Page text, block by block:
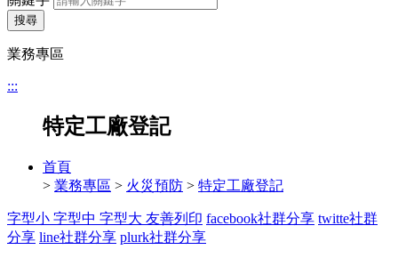
搜尋
業務專區
:::
特定工廠登記
首頁
> 業務專區 > 火災預防 > 特定工廠登記
字型小 字型中 字型大 友善列印 facebook社群分享 twitte社群
分享 line社群分享 plurk社群分享